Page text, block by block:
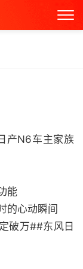
产N6车主家族
能
的心动瞬间
破万##东风日